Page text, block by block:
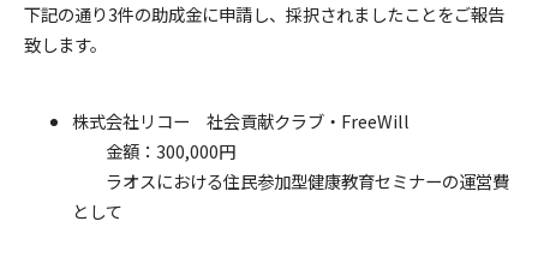
下記の通り3件の助成金に申請し、採択されましたことをご報告
致します。
株式会社リコー 社会貢献クラブ・FreeWill
金額：300,000円
ラオスにおける住民参加型健康教育セミナーの運営費
として